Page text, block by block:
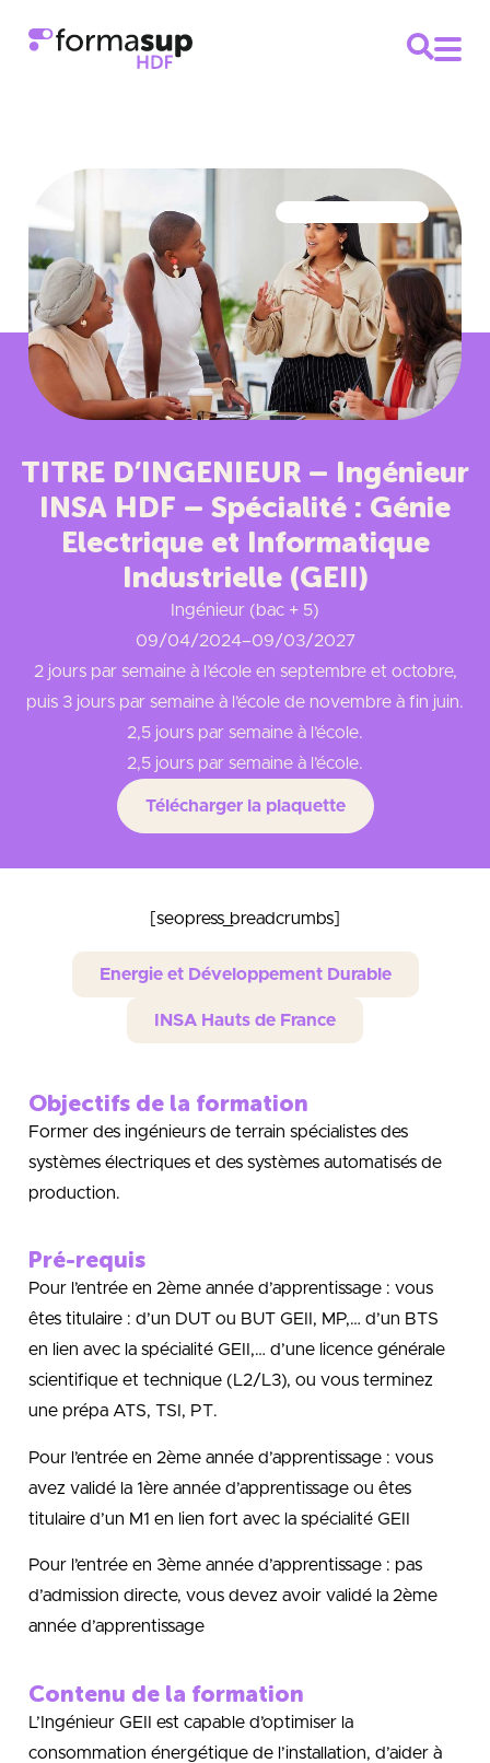
TITRE D’INGENIEUR – Ingénieur
INSA HDF – Spécialité : Génie
Electrique et Informatique
Industrielle (GEII)
Ingénieur (bac + 5)
09/04/2024–09/03/2027
2 jours par semaine à l’école en septembre et octobre,
puis 3 jours par semaine à l’école de novembre à fin juin.
2,5 jours par semaine à l’école.
2,5 jours par semaine à l’école.
Télécharger la plaquette
[seopress_breadcrumbs]
Energie et Développement Durable
INSA Hauts de France
Objectifs de la formation
Former des ingénieurs de terrain spécialistes des
systèmes électriques et des systèmes automatisés de
production.
Pré-requis
Pour l’entrée en 2ème année d’apprentissage : vous
êtes titulaire : d’un DUT ou BUT GEII, MP,… d’un BTS
en lien avec la spécialité GEII,… d’une licence générale
scientifique et technique (L2/L3), ou vous terminez
une prépa ATS, TSI, PT.
Pour l’entrée en 2ème année d’apprentissage : vous
avez validé la 1ère année d’apprentissage ou êtes
titulaire d’un M1 en lien fort avec la spécialité GEII
Pour l’entrée en 3ème année d’apprentissage : pas
d’admission directe, vous devez avoir validé la 2ème
année d’apprentissage
Contenu de la formation
L’Ingénieur GEII est capable d’optimiser la
consommation énergétique de l’installation, d’aider à